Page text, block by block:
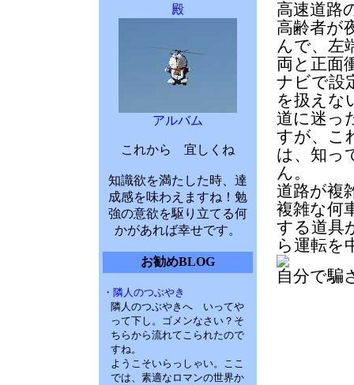
殿
アルバム
これから 宜しくね
知識欲を満たした時、達
成感を味わえますね！勉
強の意欲を駆り立てる何
かがあれば幸せです。
お勧めBLOG
・隣人のつぶやき
隣人のつぶやきへ いってや
って下し。ゴメンなさい？そ
ちらから流れてこられたので
すね。
ようこそいらっしゃい。ここ
では、素適なロマンの世界か
高速道路
高齢者が
んで、左
両と正面
ナビで設
を扱えな
道に迷っ
すが、こ
は、知っ
ん。
道路が複
複雑な何
する道具
ら運転を
自分で騙